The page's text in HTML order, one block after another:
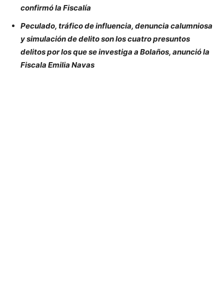
confirmó la Fiscalía
Peculado, tráfico de influencia, denuncia calumniosa
y simulación de delito son los cuatro presuntos
delitos por los que se investiga a Bolaños, anunció la
Fiscala Emilia Navas